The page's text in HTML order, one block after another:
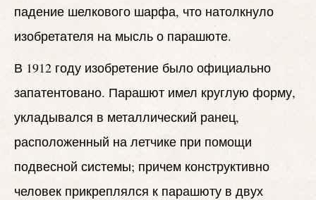
падение шелкового шарфа, что натолкнуло
изобретателя на мысль о парашюте.
В 1912 году изобретение было официально
запатентовано. Парашют имел круглую форму,
укладывался в металлический ранец,
расположенный на летчике при помощи
подвесной системы; причем конструктивно
человек прикреплялся к парашюту в двух